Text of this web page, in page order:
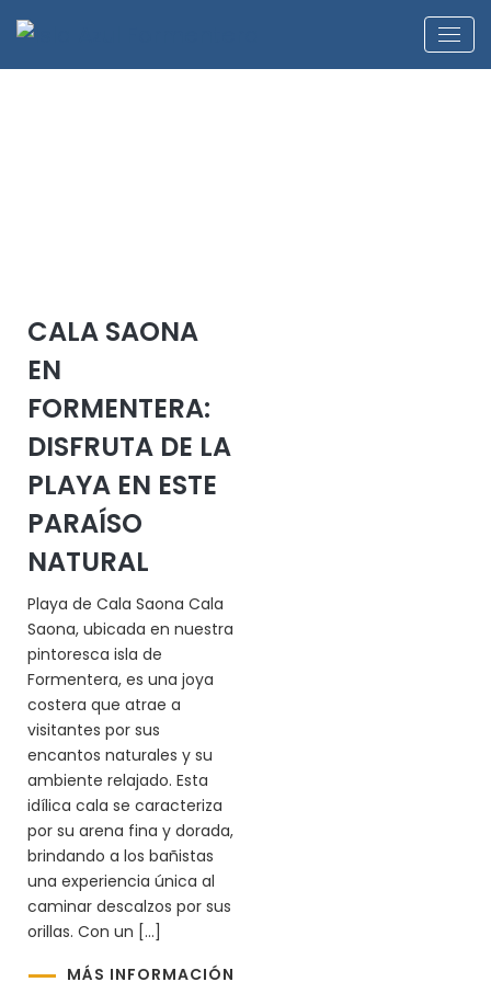
CALA SAONA
EN
FORMENTERA:
DISFRUTA DE LA
PLAYA EN ESTE
PARAÍSO
NATURAL
Playa de Cala Saona Cala
Saona, ubicada en nuestra
pintoresca isla de
Formentera, es una joya
costera que atrae a
visitantes por sus
encantos naturales y su
ambiente relajado. Esta
idílica cala se caracteriza
por su arena fina y dorada,
brindando a los bañistas
una experiencia única al
caminar descalzos por sus
orillas. Con un […]
MÁS INFORMACIÓN